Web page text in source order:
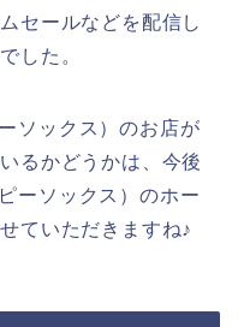
セールなどを配信し
した。
ソックス）のお店が
るかどうかは、今後
ーソックス）のホー
ていただきますね♪